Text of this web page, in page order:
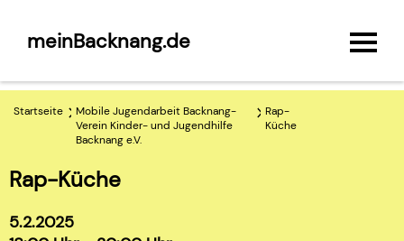
meinBacknang.de
Startseite
Mobile Jugendarbeit Backnang-
Verein Kinder- und Jugendhilfe
Backnang e.V.
Rap-
Küche
Rap-Küche
5.2.2025